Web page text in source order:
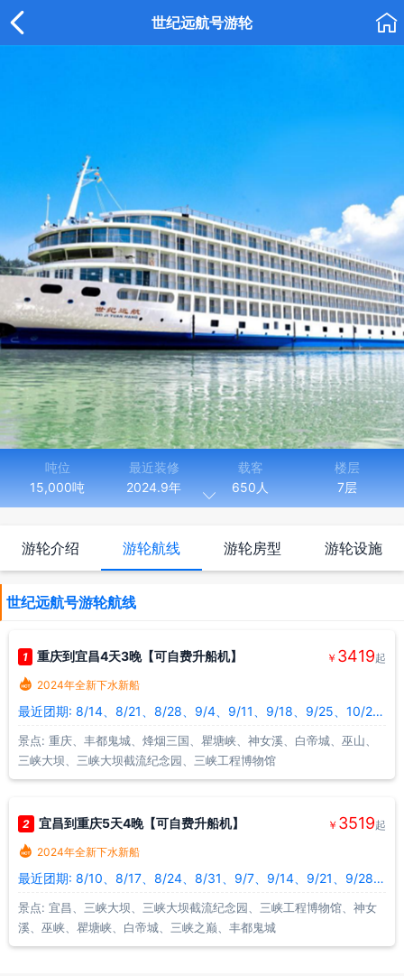
 世纪远航号游轮 
吨位
15,000吨
最近装修
2024.9年
载客
650人
楼层
7层
世纪远航号（Century Voyage），于2024年9月13日首航，是
华游轮，是世纪游轮全新 “荣耀级Pro” 游轮，是长江上的“大平层”，有
远航有经济舒适的内舱房，豪华温馨的阳台标准房和各种高等级套房
等8种不同房型，满足不同人群多样化房型需求。世纪远航有超多权
益，一价全含、白天过峡、管家服务、提前值船、中西自助早午餐
+海鲜自助、江上火锅（套房）、酒水畅饮、精致下午茶、无线耳
麦、智能窗帘（套房）、自助洗衣房等等，解锁并重新定义三峡游轮
的高端玩法。基于荣耀级游轮的提档升级，世纪远航在安全、绿色、
科技、智能、舒适的游轮性能和体验上，再度提升行业标杆。世纪远
江海的山水之约，一场穿越时空的文化之旅。可以在茜茜酒廊，品着
茜茜公主最爱的葡萄酒——“欧洲王室的贡酒”、“酒中zhi王，王室之
酒”，欣赏来自匈牙利特别展出“茜茜公主神秘的礼服”。除此之外，匈
业培训，针对世纪游轮宾客举行葡萄酒品鉴会、知识分享会。

游轮介绍 游轮航线 游轮房型 游轮设施
世纪远航号游轮航线
1 重庆到宜昌4天3晚【可自费升船机】 ￥ 3419起
 2024年全新下水新船
最近团期: 8/14、8/21、8/28、9/4、9/11、9/18、9/25、10/2、10/9、10/16
景点: 重庆、丰都鬼城、烽烟三国、瞿塘峡、神女溪、白帝城、巫山、
三峡大坝、三峡大坝截流纪念园、三峡工程博物馆
2 宜昌到重庆5天4晚【可自费升船机】 ￥ 3519起
 2024年全新下水新船
最近团期: 8/10、8/17、8/24、8/31、9/7、9/14、9/21、9/28、10/5、10/12
景点: 宜昌、三峡大坝、三峡大坝截流纪念园、三峡工程博物馆、神女
溪、巫峡、瞿塘峡、白帝城、三峡之巅、丰都鬼城